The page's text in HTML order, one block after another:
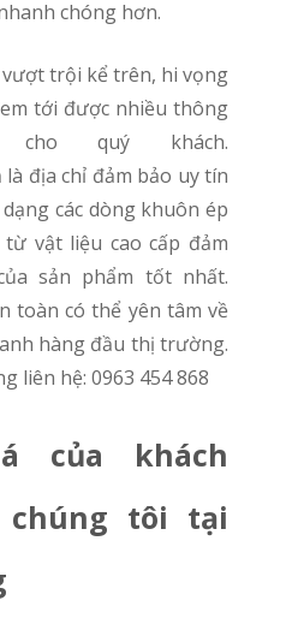
chóng hơn.
tới được nhiều thông
quý khách.
là địa chỉ đảm bảo uy tín
các dòng khuôn ép
vật liệu cao cấp đảm
sản phẩm tốt nhất.
toàn có thể yên tâm về
hàng đầu thị trường.
liên hệ: 0963 454 868
của khách
chúng tôi tại